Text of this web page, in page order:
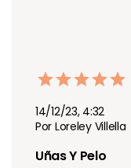
14/12/23, 4:32
Por Loreley Villella
Uñas Y Pelo